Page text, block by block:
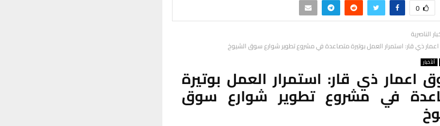
0
الناصرية
ذي قار: استمرار العمل بوتيرة متصاعدة في مشروع تطوير شوارع سوق الشيوخ
ألأخبار
اعمار ذي قار: استمرار العمل بوتيرة
في مشروع تطوير شوارع سوق